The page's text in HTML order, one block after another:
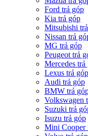
Ford trả góp
Kia trả góp
Mitsubishi
Nissan trả
MG trả góp
Peugeot trả
Mercedes trả
Lexus trả góp
Audi trả góp
BMW trả
Volkswagen
Suzuki trả
Isuzu trả góp
Mini Cooper